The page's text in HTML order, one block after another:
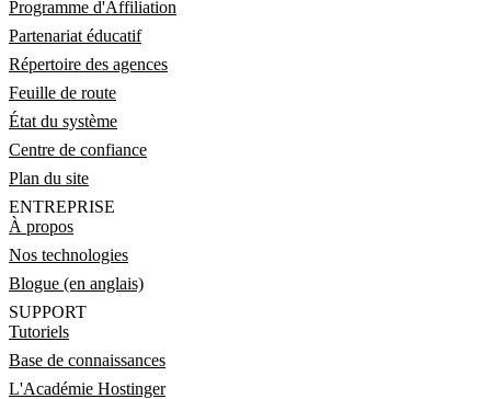
Programme d'Affiliation
Partenariat éducatif
Répertoire des agences
Feuille de route
État du système
Centre de confiance
Plan du site
ENTREPRISE
À propos
Nos technologies
Blogue (en anglais)
SUPPORT
Tutoriels
Base de connaissances
L'Académie Hostinger